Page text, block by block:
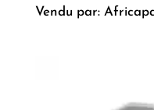
Vendu par: